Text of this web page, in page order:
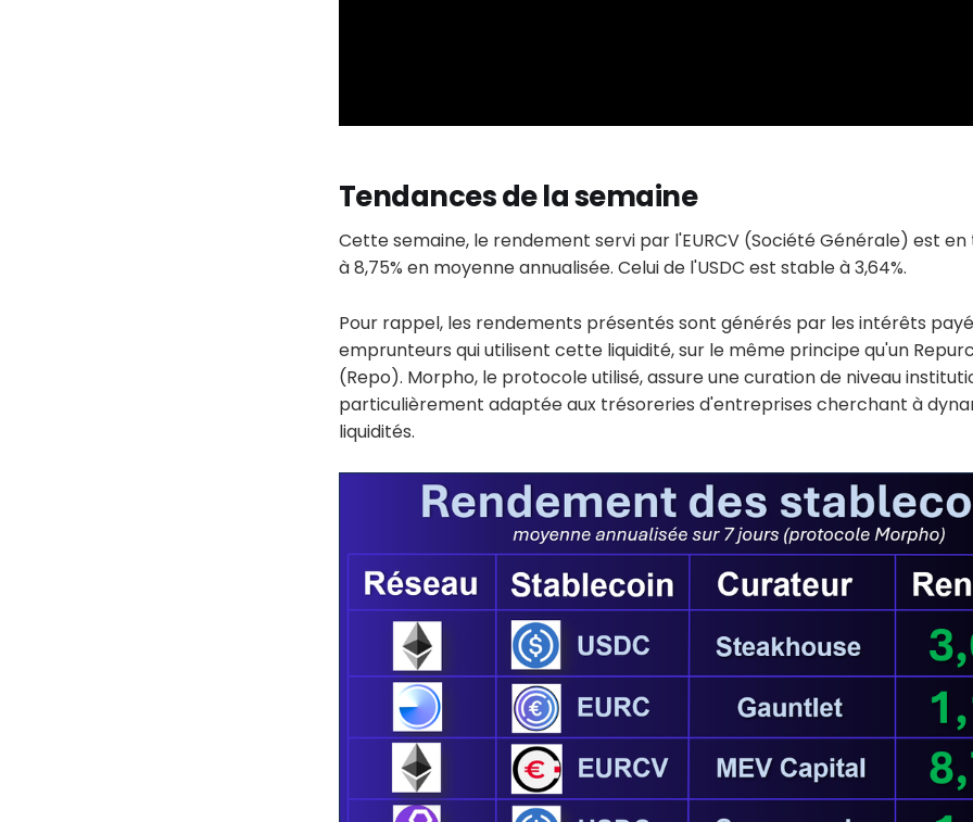
Tendances de la semaine
Cette semaine, le rendement servi par l'EURCV (Société Générale) est
à 8,75% en moyenne annualisée. Celui de l'USDC est stable à 3,64%.
Pour rappel, les rendements présentés sont générés par les intérêts
emprunteurs qui utilisent cette liquidité, sur le même principe qu'un
(Repo). Morpho, le protocole utilisé, assure une curation de niveau
particulièrement adaptée aux trésoreries d'entreprises cherchant à
liquidités.